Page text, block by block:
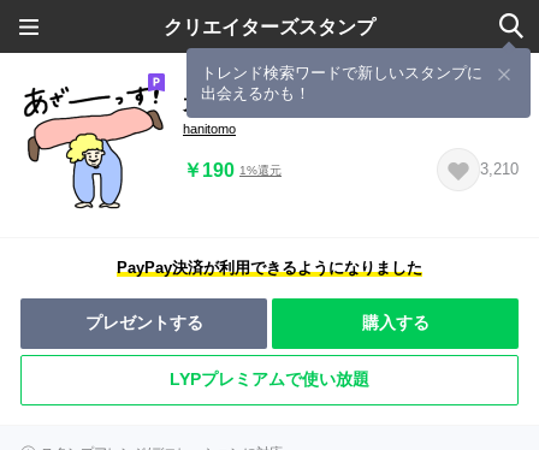
クリエイターズスタンプ
トレンド検索ワードで新しいスタンプに
出会えるかも！
大人かわいい♡自由なPeople
hanitomo
￥190 1%還元 3,210
PayPay決済が利用できるようになりました
プレゼントする 購入する
LYPプレミアムで使い放題